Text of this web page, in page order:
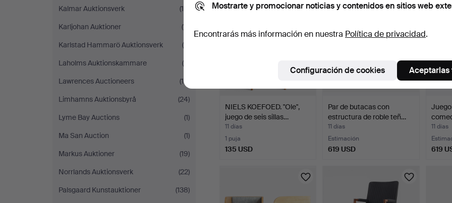
Kalmar Auktionsverk
(18)
Karljohan Auktioner
(11)
Karlstad Hammarö Auktionsverk
(5)
Laholms Auktionskammare
(5)
Lawrences Auctioneers
(15)
Limhamns Auktionsbyrå
(24)
Lyme Bay Auctions
(1)
Ma San Auction
(1)
Markus Auktioner
(19)
Norrlands Auktionsverk
(22)
Palsgaard Kunstauktioner
(138)
NIELS KOEFOED. "Ole",
juego de seis sillas…
11 días
1 puja
135 USD
Par de butacas con
estructura de roble teñ…
11 días
Estimación
619 USD
11 días
619
Mostrarte y promocionar noticias y contenidos en sitios web
Encontrarás más información en nuestra Política de privacidad.
Configuración de cookies Aceptarlas